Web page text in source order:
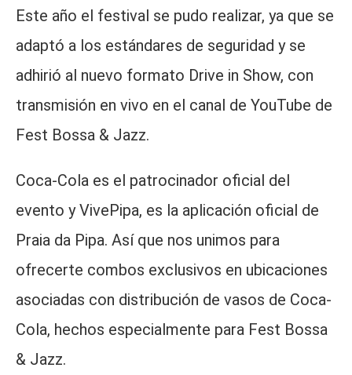
Este año el festival se pudo realizar, ya que se
adaptó a los estándares de seguridad y se
adhirió al nuevo formato Drive in Show, con
transmisión en vivo en el canal de YouTube de
Fest Bossa & Jazz.
Coca-Cola es el patrocinador oficial del
evento y VivePipa, es la aplicación oficial de
Praia da Pipa. Así que nos unimos para
ofrecerte combos exclusivos en ubicaciones
asociadas con distribución de vasos de Coca-
Cola, hechos especialmente para Fest Bossa
& Jazz.